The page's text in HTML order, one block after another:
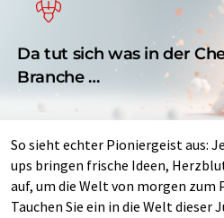
Da tut sich was in der
Branche …
So sieht echter Pioniergeist aus:
ups bringen frische Ideen,
auf, um die Welt von morgen zum
Tauchen Sie ein in die Welt dieser